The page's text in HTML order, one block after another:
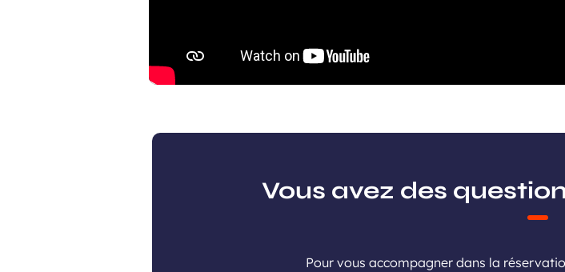
Vous avez des
Pour vous accompagner dans la